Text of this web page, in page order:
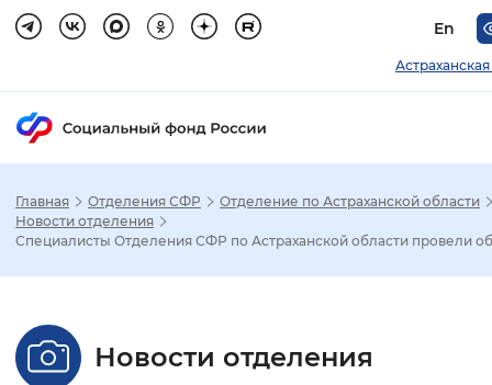
En
Настройка режима отображения
Стандартный Увеличенный
Главная Отделения СФР
Отделение по Астраханской области
Новости отделения
Специалисты Отделения СФР по Астраханской области провели
Новости отделения